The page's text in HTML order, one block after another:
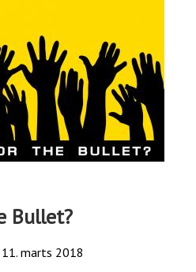
Bullet?
11. marts 2018